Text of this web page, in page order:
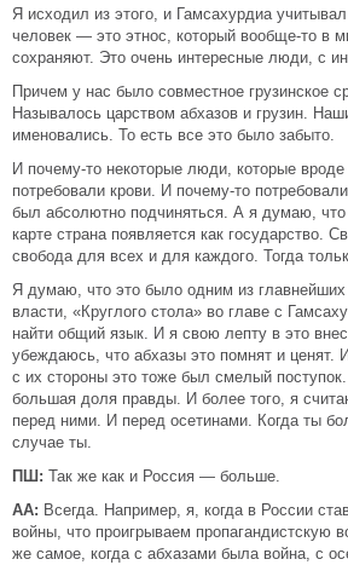
Я исходил из этого, и Гамсахурдиа
человек — это этнос, который вообще-то в
сохраняют. Это очень интересные люди, с
Причем у нас было совместное грузинское
Называлось царством абхазов и грузин.
именовались. То есть все это было забыто.
И почему-то некоторые люди, которые
потребовали крови. И почему-то
был абсолютно подчиняться. А я думаю, что
карте страна появляется как государство.
свобода для всех и для каждого. Тогда
Я думаю, что это было одним из
власти, «Круглого стола» во главе с
найти общий язык. И я свою лепту в это
убеждаюсь, что абхазы это помнят и ценят.
с их стороны это тоже был смелый
большая доля правды. И более того, я
перед ними. И перед осетинами. Когда ты
случае ты.
ПШ: Так же как и Россия — больше.
АА: Всегда. Например, я, когда в России
войны, что проигрываем пропагандистскую
же самое, когда с абхазами была война, с